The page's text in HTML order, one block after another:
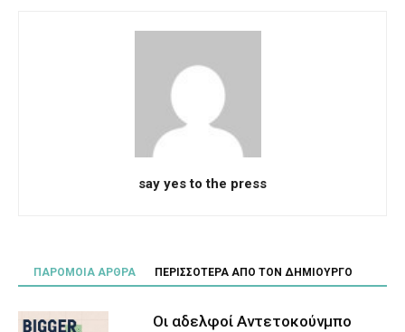
say yes to the press
ΠΑΡΟΜΟΙΑ ΑΡΘΡΑ ΠΕΡΙΣΣΟΤΕΡΑ ΑΠΟ ΤΟΝ ΔΗΜΙΟΥΡΓΟ
Οι αδελφοί Αντετοκούνμπο